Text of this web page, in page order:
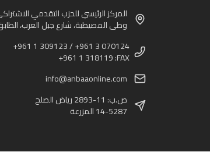
المركز الرئيسي للحزب التقدمي
وطى المصيطبة، شارع جبل العرب،
+961 1 309123 / +961 3 070124
+961 1 318119 :FAX
info@anbaaonline.com
ص.ب: 11-2893 رياض الصلح
14-5287 المزرعة